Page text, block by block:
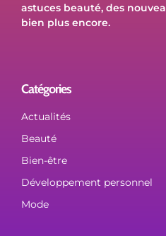
astuces beauté, des
bien plus encore.
Catégories
Actualités
Beauté
Bien-être
Développement personnel
Mode